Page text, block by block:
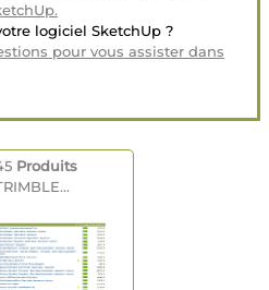
logiciel SketchUp ?
pour vous assister dans
Produits